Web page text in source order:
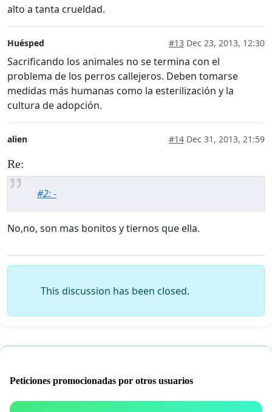
alto a tanta crueldad.
Huésped #13 Dec 23, 2013, 12:30
Sacrificando los animales no se termina con el
problema de los perros callejeros. Deben tomarse
medidas más humanas como la esterilización y la
cultura de adopción.
alien #14 Dec 31, 2013, 21:59
Re:
#2: -
No,no, son mas bonitos y tiernos que ella.
This discussion has been closed.
Peticiones promocionadas por otros usuarios